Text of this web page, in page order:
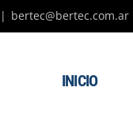
| bertec@bertec.com.ar
INICIO